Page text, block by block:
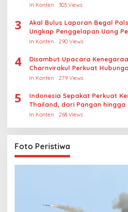
Kasus Rudapksa Sampai
In Konten 303 Views
3
Akal Bulus Laporan Begal
Ungkap Penggelapan Uang
Crypto
In Konten 290 Views
4
Disambut Upacara
Charnvirakul Perkuat
In Konten 279 Views
5
Indonesia Sepakat Perkuat
Thailand, dari Pangan hingga
In Konten 268 Views
Foto Peristiwa